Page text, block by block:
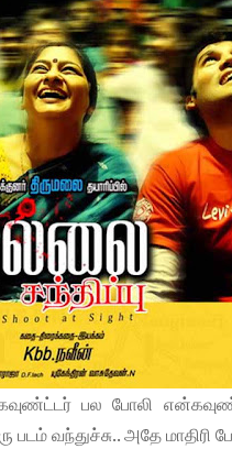
பல போலி
படம் வந்துச்சு.. அதே